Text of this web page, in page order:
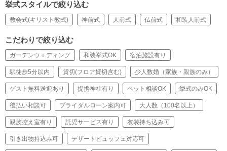
挙式スタイルで絞り込む
教会式(キリスト教式) 神前式 人前式 仏前式 和装人前式
こだわりで絞り込む
ガーデンウエディング 和装挙式OK 宿泊施設有り
駅徒歩5分以内 貸切(フロア貸切含む) 少人数婚（家族・親族のみ）
ゲスト無料送迎あり 提携神社有り ペット相談OK 挙式のみOK
後払い相談可 ブライダルローン案内可 大人数（100名以上）
親族控え室有り 託児サービス有り 衣装持ち込み可
引き出物持込み可 デザートビュッフェ対応可